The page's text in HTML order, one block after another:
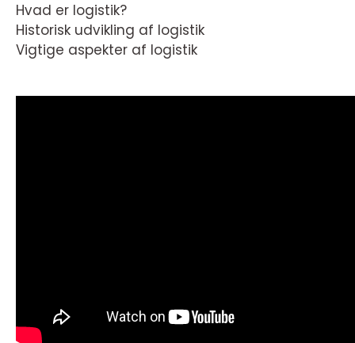
Hvad er logistik?
Historisk udvikling af logistik
Vigtige aspekter af logistik